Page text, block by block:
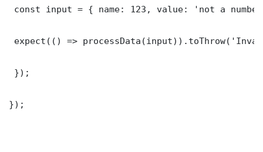
const input = { name: 123, value: 'not a
expect(() =>
});
});